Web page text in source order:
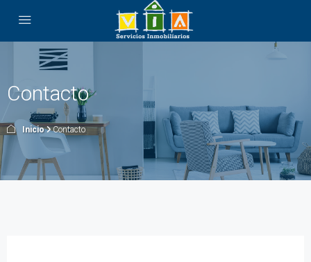
Contacto
Inicio Contacto